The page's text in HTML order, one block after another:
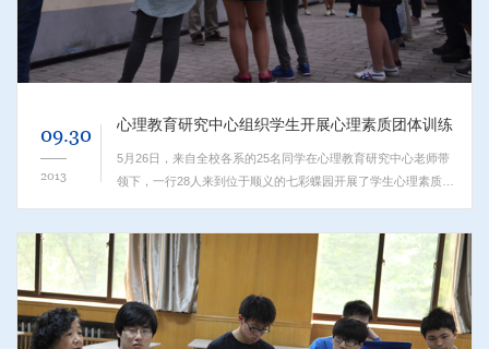
09.30
2013
心理教育研究中心组织学生开展心理素质团体训练
5月26日，来自全校各系的25名同学在心理教育研究中心老师带
领下，一行28人来到位于顺义的七彩蝶园开展了学生心理素质团